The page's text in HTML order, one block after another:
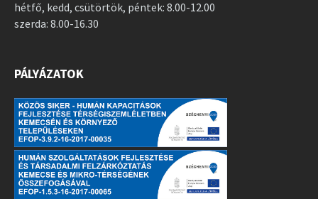
hétfő, kedd, csütörtök, péntek: 8.00-12.00
szerda: 8.00-16.30
PÁLYÁZATOK